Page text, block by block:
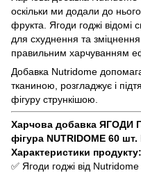
оскільки ми додали до
фрукта. Ягоди годжі відомі
для схуднення та
правильним харчуванням
Добавка Nutridome
тканиною, розгладжує і
фігуру стрункішою.
Харчова добавка ЯГОДИ
фігура NUTRIDOME 60
Характеристики продукту:
✅ Ягоди годжі від